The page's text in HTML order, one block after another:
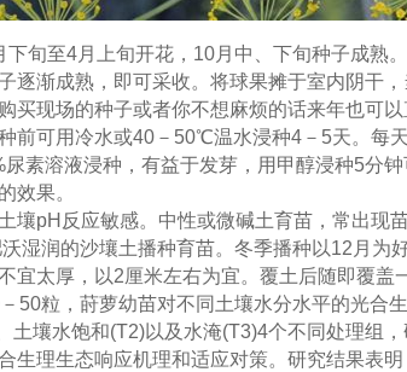
下旬至4月上旬开花，10月中、下旬种子成熟
逐渐成熟，即可采收。将球果摊于室内阴干
买现场的种子或者你不想麻烦的话来年也可以
前可用冷水或40－50℃温水浸种4－5天。每
尿素溶液浸种，有益于发芽，用甲醇浸种5分
效果。
壤pH反应敏感。中性或微碱土育苗，常出现
湿润的沙壤土播种育苗。冬季播种以12月为
宜太厚，以2厘米左右为宜。覆土后随即覆
50粒，莳萝幼苗对不同土壤水分水平的光合
土壤水饱和(T2)以及水淹(T3)4个不同处理组
生理生态响应机理和适应对策。研究结果表